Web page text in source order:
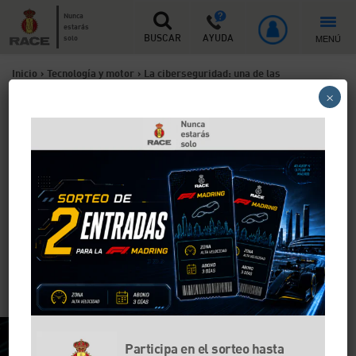
Nunca
estarás
solo
BUSCAR AYUDA MENÚ
Inicio > Tecnología y motor > La ciberseguridad: una de las
La ciberseguridad: una de
las asignaturas pendientes
de los coches conectados
Los fabricantes que trabajan en dotar a los vehículos
de conectividad persiguen el objetivo de reducir los
accidentes de tráfico, además de mejorar la
ciberseguridad relacionada con la automoción.
Participa en el sorteo hasta
×